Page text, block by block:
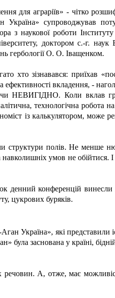
для аграріїв» - чітко
Україна» супроводжував
з наукової роботи
доктором с.-г.
гербології О. О. Іващенком.
хто зізнавався: приїхав
ефективності вкладення, -
Коли вклав
технологічна робота
із калькулятором, може
структури полів. Не менше
умов не обійтися. І
денний конференцій
цукрових буряків.
які представили
заснована у країні,
А, отже, має